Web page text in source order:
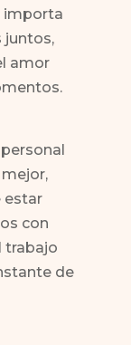
importa
juntos,
amor
estar
con
trabajo
de